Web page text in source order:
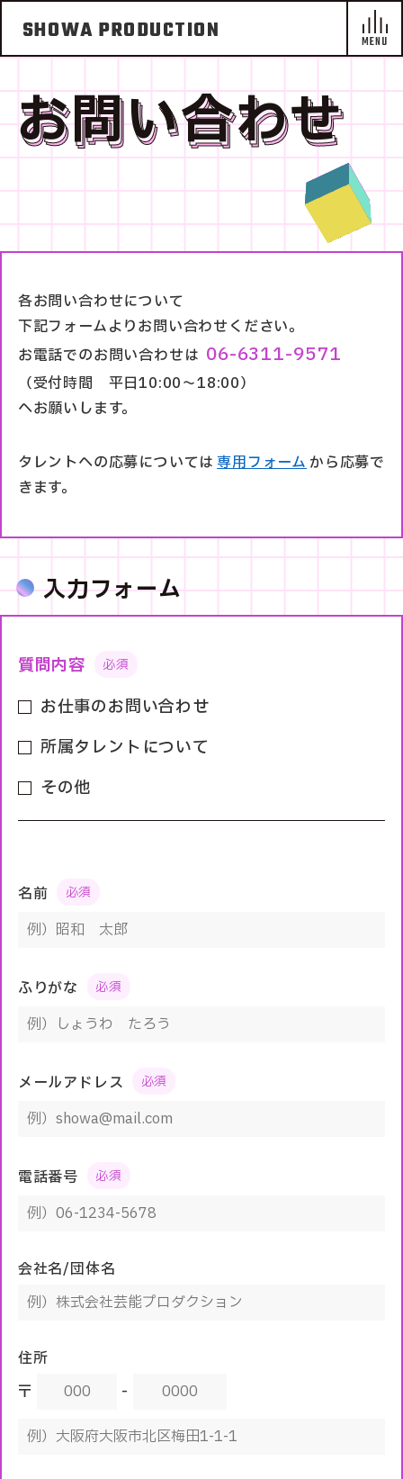
SHOWA PRODUCTION
お問い合わせ
各お問い合わせについて
下記フォームよりお問い合わせください。
お電話でのお問い合わせは 06-6311-9571
（受付時間 平日10:00～18:00）
へお願いします。
タレントへの応募については 専用フォームから応募で
きます。
入力フォーム
質問内容
お仕事のお問い合わせ
所属タレントについて
その他
名前
ふりがな
メールアドレス
電話番号
会社名/団体名
住所
〒
-